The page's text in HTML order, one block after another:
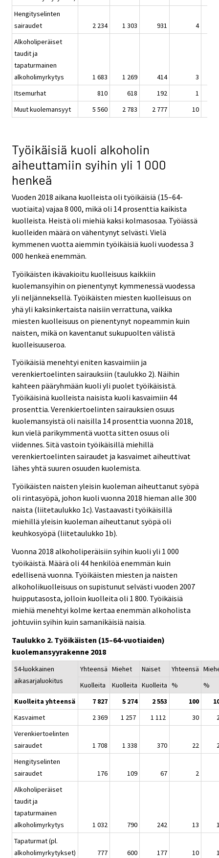
Hengityselinten
sairaudet
2 234 1 303 931
4
Alkoholiperäiset
taudit ja
tapaturmainen
alkoholimyrkytys
1 683 1 269 414
3
Itsemurhat
810 618 192
1
Muut kuolemansyyt
5 560 2 783 2 777 10
Työikäisiä kuoli alkoholin
aiheuttamiin syihin yli 1 000
henkeä
Vuoden 2018 aikana kuolleista oli työikäisiä (15–64-
vuotiaita) vajaa 8 000, mikä oli 14 prosenttia kaikista
kuolleista. Heistä oli miehiä kaksi kolmasosaa. Työiässä
kuolleiden määrä on vähentynyt selvästi. Vielä
kymmenen vuotta aiemmin työikäisiä kuoli vuodessa 3
000 henkeä enemmän.
Työikäisten ikävakioitu kuolleisuus kaikkiin
kuolemansyihin on pienentynyt kymmenessä vuodessa
yli neljänneksellä. Työikäisten miesten kuolleisuus on
yhä yli kaksinkertaista naisiin verrattuna, vaikka
miesten kuolleisuus on pienentynyt nopeammin kuin
naisten, mikä on kaventanut sukupuolten välistä
kuolleisuuseroa.
Työikäisiä menehtyi eniten kasvaimiin ja
verenkiertoelinten sairauksiin (taulukko 2). Näihin
kahteen pääryhmään kuoli yli puolet työikäisistä.
Työikäisinä kuolleista naisista kuoli kasvaimiin 44
prosenttia. Verenkiertoelinten sairauksien osuus
kuolemansyistä oli naisilla 14 prosenttia vuonna 2018,
kun vielä parikymmentä vuotta sitten osuus oli
viidennes. Sitä vastoin työikäisillä miehillä
verenkiertoelinten sairaudet ja kasvaimet aiheuttivat
lähes yhtä suuren osuuden kuolemista.
Työikäisten naisten yleisin kuoleman aiheuttanut syöpä
oli rintasyöpä, johon kuoli vuonna 2018 hieman alle 300
naista (liitetaulukko 1c). Vastaavasti työikäisillä
miehillä yleisin kuoleman aiheuttanut syöpä oli
keuhkosyöpä (liitetaulukko 1b).
Vuonna 2018 alkoholiperäisiin syihin kuoli yli 1 000
työikäistä. Määrä oli 44 henkilöä enemmän kuin
edellisenä vuonna. Työikäisten miesten ja naisten
alkoholikuolleisuus on supistunut selvästi vuoden 2007
huipputasosta, jolloin kuolleita oli 1 800. Työikäisiä
miehiä menehtyi kolme kertaa enemmän alkoholista
johtuviin syihin kuin samanikäisiä naisia.
Taulukko 2. Työikäisten (15–64-vuotiaiden)
kuolemansyyrakenne 2018
54-luokkainen
aikasarjaluokitus
Yhteensä Miehet Naiset Yhteensä
Kuolleita
Kuolleita Kuolleita %
%
Kuolleita yhteensä
7 827 5 274 2 553 100
Kasvaimet
2 369 1 257 1 112 30
Verenkiertoelinten
sairaudet
1 708 1 338 370 22
Hengityselinten
sairaudet
176 109 67
2
Alkoholiperäiset
taudit ja
tapaturmainen
alkoholimyrkytys
1 032 790 242 13
Tapaturmat (pl.
alkoholimyrkytykset)
777 600 177 10